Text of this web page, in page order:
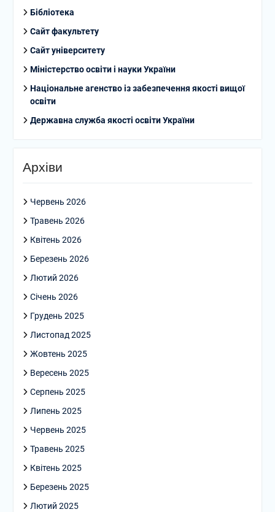
Бібліотека
Сайт факультету
Сайт університету
Міністерство освіти і науки України
Національне агенство із забезпечення якості вищої
освіти
Державна служба якості освіти України
Архіви
Червень 2026
Травень 2026
Квітень 2026
Березень 2026
Лютий 2026
Січень 2026
Грудень 2025
Листопад 2025
Жовтень 2025
Вересень 2025
Серпень 2025
Липень 2025
Червень 2025
Травень 2025
Квітень 2025
Березень 2025
Лютий 2025